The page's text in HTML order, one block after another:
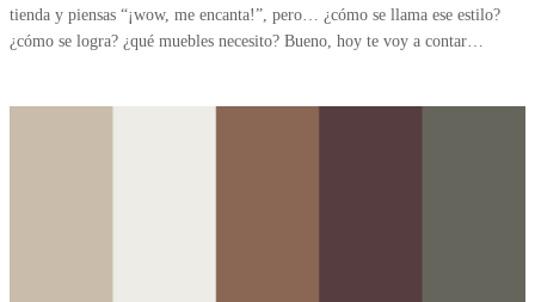
tienda y piensas “¡wow, me encanta!”, pero… ¿cómo se llama ese estilo?
¿cómo se logra? ¿qué muebles necesito? Bueno, hoy te voy a contar…